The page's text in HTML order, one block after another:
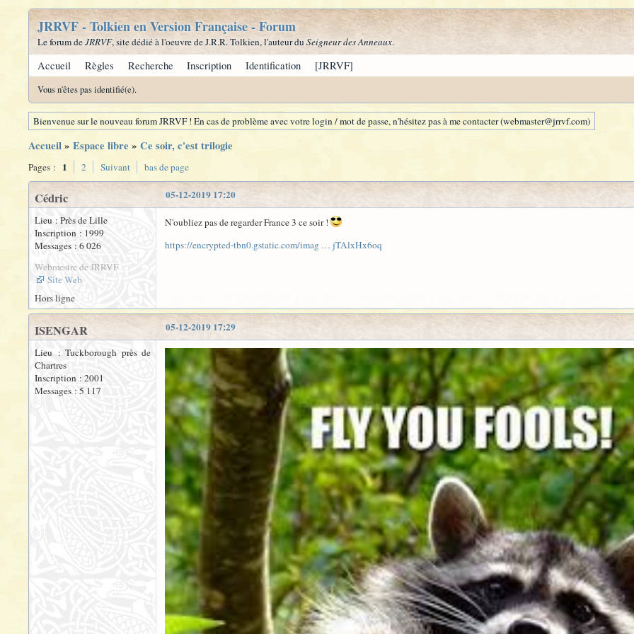
JRRVF - Tolkien en Version Française - Forum
Le forum deJRRVF, site dédié à l'oeuvre de J.R.R. Tolkien, l'auteur du Seigneur des Anneaux.
Accueil Règles Recherche Inscription Identification [JRRVF]
Vous n'êtes pas identifié(e).
Bienvenue sur le nouveau forum JRRVF ! En cas de problème avec votre login / mot de passe, n'hésitez pas à me contacter (webmaster@jrrvf.com)
Accueil» Espace libre » Ce soir, c'est trilogie
Pages : 1 2 Suivant bas de page
05-12-2019 17:20
Cédric
Lieu : Près de Lille
Inscription : 1999
Messages : 6 026
Webmestre de JRRVF
Site Web
N'oubliez pas de regarder France 3 ce soir !
https://encrypted-tbn0.gstatic.com/imag … jTAlxHx6oq
Hors ligne
05-12-2019 17:29
ISENGAR
Lieu : Tuckborough près de
Chartres
Inscription : 2001
Messages : 5 117